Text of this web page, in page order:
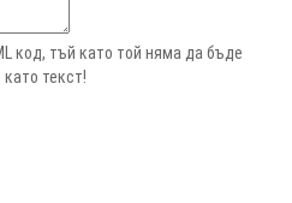
код, тъй като той няма да бъде
текст!